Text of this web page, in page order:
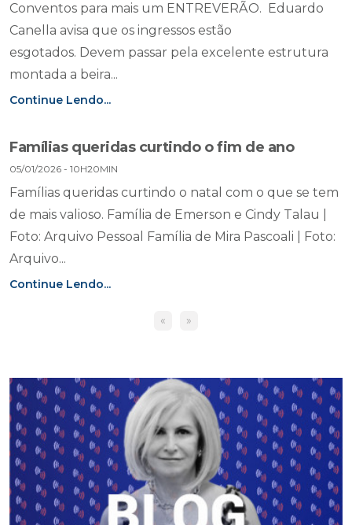
Conventos para mais um ENTREVERÃO. Eduardo
Canella avisa que os ingressos estão
esgotados. Devem passar pela excelente estrutura
montada a beira...
Continue Lendo...
Famílias queridas curtindo o fim de ano
05/01/2026 - 10H20MIN
Famílias queridas curtindo o natal com o que se tem
de mais valioso. Família de Emerson e Cindy Talau |
Foto: Arquivo Pessoal Família de Mira Pascoali | Foto:
Arquivo...
Continue Lendo...
« »